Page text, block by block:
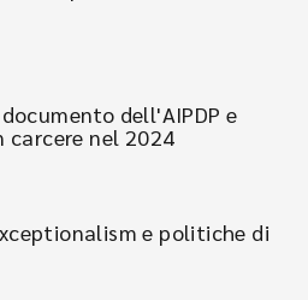
dell'AIPDP e
carcere nel 2024
e politiche di